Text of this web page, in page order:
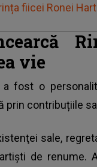
fiicei Ronei
vie
a fost o
prin contribuțiile
sale,
de renume.